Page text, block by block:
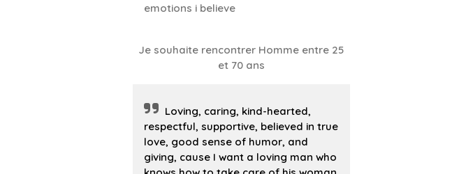
emotions i believe
Je souhaite rencontrer Homme entre 25
et 70 ans
Loving, caring, kind-hearted,
respectful, supportive, believed in true
love, good sense of humor, and
giving, cause I want a loving man who